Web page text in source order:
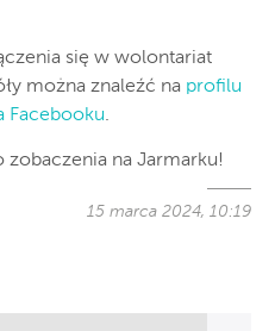
się w wolontariat
można znaleźć na profilu
Facebooku.
zobaczenia na Jarmarku!
15 marca 2024, 10:19